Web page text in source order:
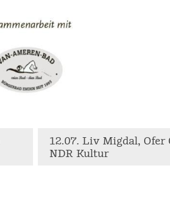
12.07. Liv Migdal,
NDR Kultur